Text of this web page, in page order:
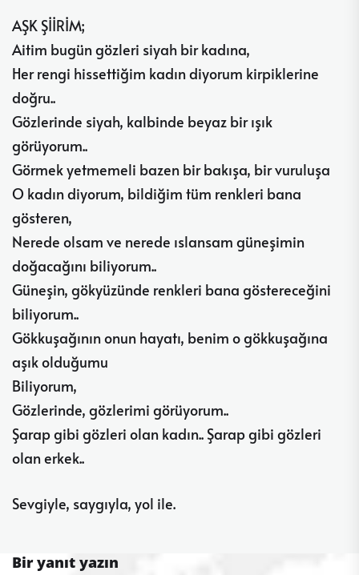
AŞK ŞİİRİM;
Aitim bugün gözleri siyah bir kadına,
Her rengi hissettiğim kadın diyorum kirpiklerine
doğru..
Gözlerinde siyah, kalbinde beyaz bir ışık
görüyorum..
Görmek yetmemeli bazen bir bakışa, bir vuruluşa
O kadın diyorum, bildiğim tüm renkleri bana
gösteren,
Nerede olsam ve nerede ıslansam güneşimin
doğacağını biliyorum..
Güneşin, gökyüzünde renkleri bana göstereceğini
biliyorum..
Gökkuşağının onun hayatı, benim o gökkuşağına
aşık olduğumu
Biliyorum,
Gözlerinde, gözlerimi görüyorum..
Şarap gibi gözleri olan kadın.. Şarap gibi gözleri
olan erkek..
Sevgiyle, saygıyla, yol ile.
Bir yanıt yazın